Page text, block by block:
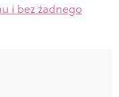
i bez żadnego